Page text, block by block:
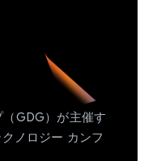
GDG）が主催す
ノロジー カンフ